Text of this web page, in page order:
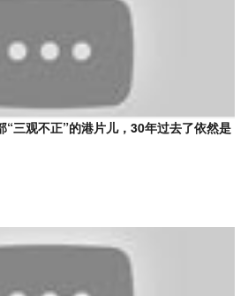
“三观不正”的港片儿，30年过去了依然是